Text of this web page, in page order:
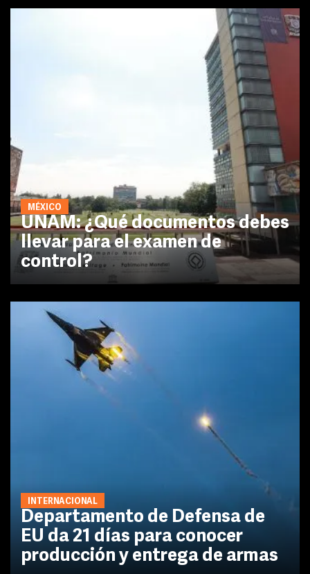
MÉXICO
UNAM: ¿Qué documentos debes
llevar para el examen de
control?
INTERNACIONAL
Departamento de Defensa de
EU da 21 días para conocer
producción y entrega de armas